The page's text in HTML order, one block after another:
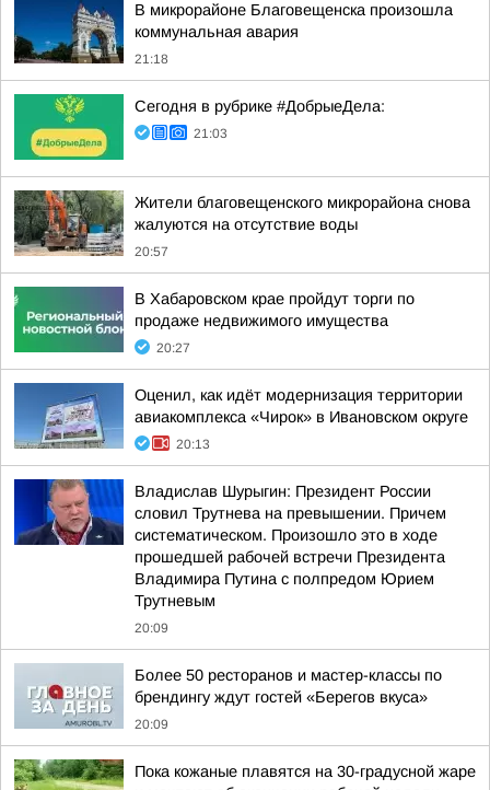
В микрорайоне Благовещенска произошла
коммунальная авария
21:18
Сегодня в рубрике #ДобрыеДела:
21:03
Жители благовещенского микрорайона снова
жалуются на отсутствие воды
20:57
В Хабаровском крае пройдут торги по
продаже недвижимого имущества
20:27
Оценил, как идёт модернизация территории
авиакомплекса «Чирок» в Ивановском округе
20:13
Владислав Шурыгин: Президент России
словил Трутнева на превышении. Причем
систематическом. Произошло это в ходе
прошедшей рабочей встречи Президента
Владимира Путина с полпредом Юрием
Трутневым
20:09
Более 50 ресторанов и мастер-классы по
брендингу ждут гостей «Берегов вкуса»
20:09
Пока кожаные плавятся на 30-градусной жаре